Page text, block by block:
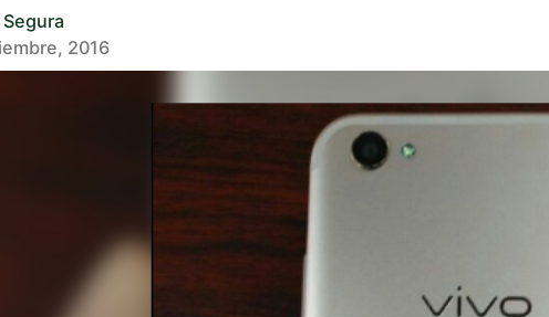
2016